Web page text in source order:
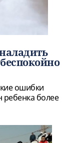
ошибки
ребенка более